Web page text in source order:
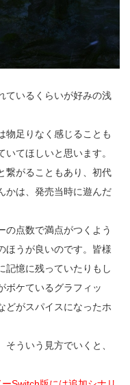
ているくらいが好みの浅
物足りなく感じることも
てほしいと思います。
繋がることもあり、初代
かは、発売当時に遊んだ
の点数で満点がつくよう
ほうが良いのです。皆様
記憶に残っていたりもし
ボケているグラフィッ
どがスパイスになったホ
ういう見方でいくと、